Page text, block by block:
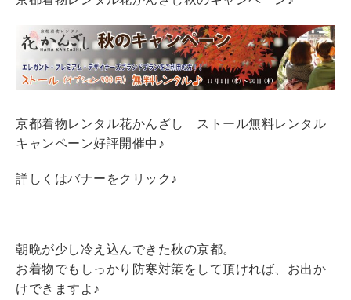
京都着物レンタル花かんざし ストール無料レンタル
キャンペーン好評開催中♪
詳しくはバナーをクリック♪
朝晩が少し冷え込んできた秋の京都。
お着物でもしっかり防寒対策をして頂ければ、お出か
けできますよ♪